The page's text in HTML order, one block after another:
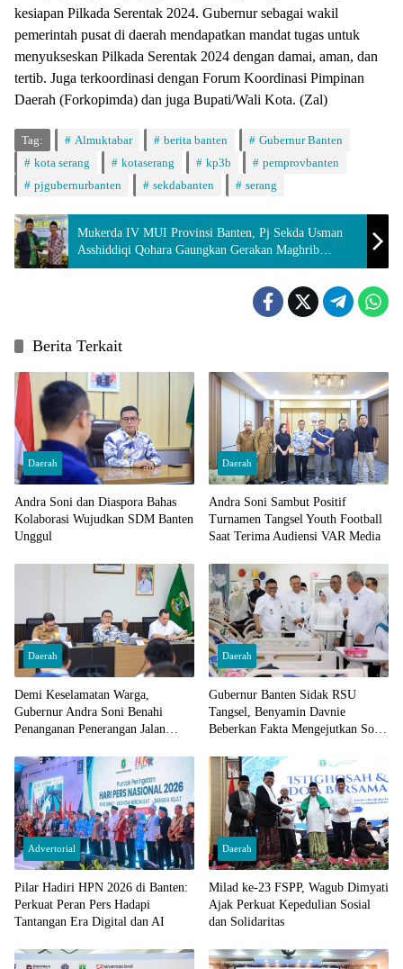
kesiapan Pilkada Serentak 2024. Gubernur sebagai wakil
pemerintah pusat di daerah mendapatkan mandat tugas untuk
menyukseskan Pilkada Serentak 2024 dengan damai, aman, dan
tertib. Juga terkoordinasi dengan Forum Koordinasi Pimpinan
Daerah (Forkopimda) dan juga Bupati/Wali Kota. (Zal)
Tag: Almuktabar berita banten
Gubernur Banten
kota serang
kotaserang kp3b
pemprovbanten
pjgubernurbanten
sekdabanten serang
Mukerda IV MUI Provinsi Banten, Pj Sekda Usman
Asshiddiqi Qohara Gaungkan Gerakan Maghrib
Mengaji
Berita Terkait
Daerah
Andra Soni dan Diaspora Bahas
Kolaborasi Wujudkan SDM Banten
Unggul
Daerah
Andra Soni Sambut Positif
Turnamen Tangsel Youth Football
Saat Terima Audiensi VAR Media
Daerah
Demi Keselamatan Warga,
Gubernur Andra Soni Benahi
Penanganan Penerangan Jalan
Daerah
Gubernur Banten Sidak RSU
Tangsel, Benyamin Davnie
Beberkan Fakta Mengejutkan Soal
Advertorial
Pilar Hadiri HPN 2026 di Banten:
Perkuat Peran Pers Hadapi
Tantangan Era Digital dan AI
Daerah
Milad ke-23 FSPP, Wagub Dimyati
Ajak Perkuat Kepedulian Sosial
dan Solidaritas